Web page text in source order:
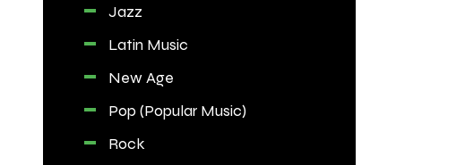
Jazz
Latin Music
New Age
Pop (Popular Music)
Rock